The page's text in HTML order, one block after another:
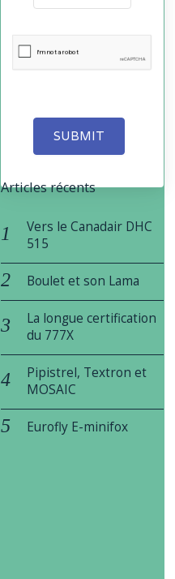
SUBMIT
Articles récents
Vers le Canadair DHC
515
Boulet et son Lama
La longue certification
du 777X
Pipistrel, Textron et
MOSAIC
Eurofly E-minifox